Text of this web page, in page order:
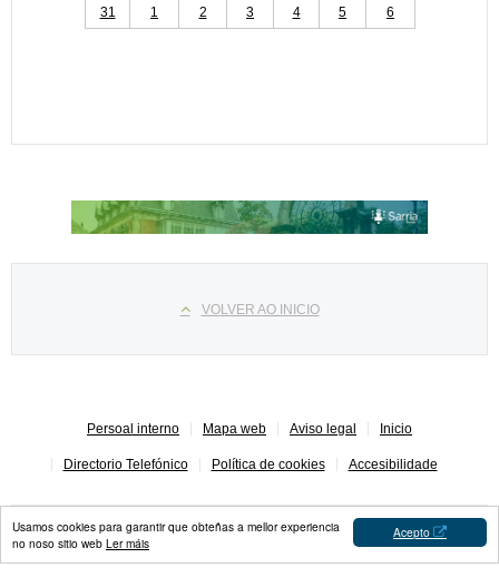
Acepto
Usamos cookies para garantir que obteñas a mellor experiencia
no noso sitio web Ler máis
31
1 2 3 4 5 6
VOLVER AO INICIO
Persoal interno Mapa web Aviso legal Inicio
Directorio Telefónico Política de cookies Accesibilidade